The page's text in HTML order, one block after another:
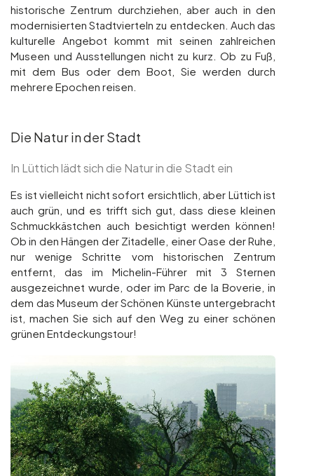
historische Zentrum durchziehen, aber auch in den
modernisierten Stadtvierteln zu entdecken. Auch das
kulturelle Angebot kommt mit seinen zahlreichen
Museen und Ausstellungen nicht zu kurz. Ob zu Fuß,
mit dem Bus oder dem Boot, Sie werden durch
mehrere Epochen reisen.
Die Natur in der Stadt
In Lüttich lädt sich die Natur in die Stadt ein
Es ist vielleicht nicht sofort ersichtlich, aber Lüttich ist
auch grün, und es trifft sich gut, dass diese kleinen
Schmuckkästchen auch besichtigt werden können!
Ob in den Hängen der Zitadelle, einer Oase der Ruhe,
nur wenige Schritte vom historischen Zentrum
entfernt, das im Michelin-Führer mit 3 Sternen
ausgezeichnet wurde, oder im Parc de la Boverie, in
dem das Museum der Schönen Künste untergebracht
ist, machen Sie sich auf den Weg zu einer schönen
grünen Entdeckungstour!